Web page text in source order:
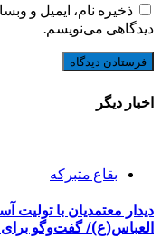
ذخیره نام، ایمیل و
دیدگاهی می‌نویسم.
اخبار دیگر
بقاع متبرکه
دیدار معتمدیان با
العباس(ع)/ گفت‌وگو برای